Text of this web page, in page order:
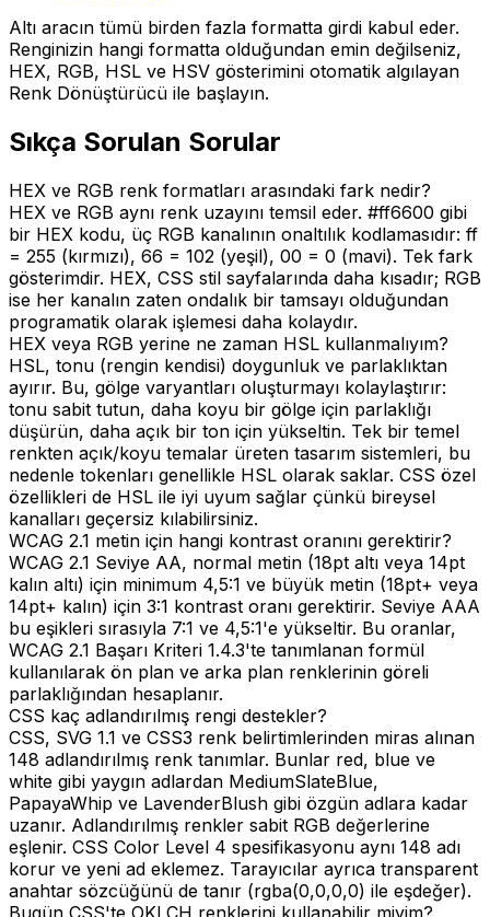
Altı aracın tümü birden fazla formatta girdi kabul eder.
Renginizin hangi formatta olduğundan emin değilseniz,
HEX, RGB, HSL ve HSV gösterimini otomatik algılayan
Renk Dönüştürücü ile başlayın.
Sıkça Sorulan Sorular
HEX ve RGB renk formatları arasındaki fark nedir?
HEX ve RGB aynı renk uzayını temsil eder. #ff6600 gibi
bir HEX kodu, üç RGB kanalının onaltılık kodlamasıdır: ff
= 255 (kırmızı), 66 = 102 (yeşil), 00 = 0 (mavi). Tek fark
gösterimdir. HEX, CSS stil sayfalarında daha kısadır; RGB
ise her kanalın zaten ondalık bir tamsayı olduğundan
programatik olarak işlemesi daha kolaydır.
HEX veya RGB yerine ne zaman HSL kullanmalıyım?
HSL, tonu (rengin kendisi) doygunluk ve parlaklıktan
ayırır. Bu, gölge varyantları oluşturmayı kolaylaştırır:
tonu sabit tutun, daha koyu bir gölge için parlaklığı
düşürün, daha açık bir ton için yükseltin. Tek bir temel
renkten açık/koyu temalar üreten tasarım sistemleri, bu
nedenle tokenları genellikle HSL olarak saklar. CSS özel
özellikleri de HSL ile iyi uyum sağlar çünkü bireysel
kanalları geçersiz kılabilirsiniz.
WCAG 2.1 metin için hangi kontrast oranını gerektirir?
WCAG 2.1 Seviye AA, normal metin (18pt altı veya 14pt
kalın altı) için minimum 4,5:1 ve büyük metin (18pt+ veya
14pt+ kalın) için 3:1 kontrast oranı gerektirir. Seviye AAA
bu eşikleri sırasıyla 7:1 ve 4,5:1'e yükseltir. Bu oranlar,
WCAG 2.1 Başarı Kriteri 1.4.3'te tanımlanan formül
kullanılarak ön plan ve arka plan renklerinin göreli
parlaklığından hesaplanır.
CSS kaç adlandırılmış rengi destekler?
CSS, SVG 1.1 ve CSS3 renk belirtimlerinden miras alınan
148 adlandırılmış renk tanımlar. Bunlar red, blue ve
white gibi yaygın adlardan MediumSlateBlue,
PapayaWhip ve LavenderBlush gibi özgün adlara kadar
uzanır. Adlandırılmış renkler sabit RGB değerlerine
eşlenir. CSS Color Level 4 spesifikasyonu aynı 148 adı
korur ve yeni ad eklemez. Tarayıcılar ayrıca transparent
anahtar sözcüğünü de tanır (rgba(0,0,0,0) ile eşdeğer).
Bugün CSS'te OKLCH renklerini kullanabilir miyim?